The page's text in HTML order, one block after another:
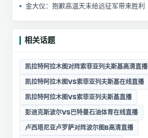
金大仪：抱歉高温天未给远征军带来胜利
相关话题
凯拉特阿拉木图对阵索菲亚列夫斯基高清直播
凯拉特阿拉木图VS索菲亚列夫斯基在线直播
凯拉特阿拉木图VS索菲亚列夫斯基直播
彭迪克斯波尔VS巴特曼石油体育在线直播
卢西塔尼亚卢罗萨对阵波尔图B高清直播